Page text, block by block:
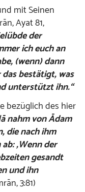
mit Seinen
Ayat 81,
der
ich euch an
(wenn) dann
bestätigt, was
unterstützt ihn.“
bezüglich des hier
nahm von Ādam
die nach ihm
‚Wenn der
gesandt
und ihn
3:81)